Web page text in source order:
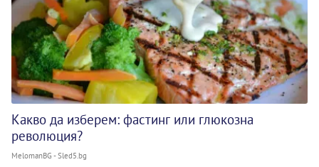
Какво да изберем: фастинг или глюкозна
революция?
MelomanBG - Sled5.bg